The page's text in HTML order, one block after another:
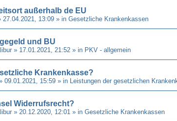
außerhalb de EU
27.04.2021, 13:09 » in Gesetzliche Krankenkassen
und BU
» 17.01.2021, 21:52 » in PKV - allgemein
Krankenkasse?
09.01.2021, 15:59 » in Leistungen der gesetzlichen
Widerrufsrecht?
» 20.12.2020, 12:01 » in Gesetzliche Krankenkassen